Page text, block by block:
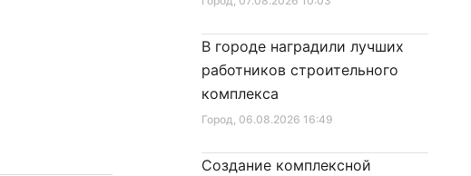
Город, 06.08.2026 16:49
В городе наградили лучших
работников строительного
комплекса
Создание комплексной